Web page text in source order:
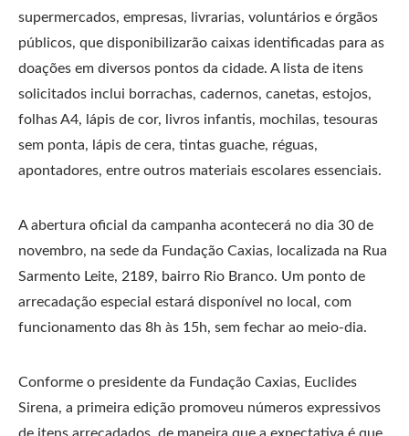
supermercados, empresas, livrarias, voluntários e órgãos
públicos, que disponibilizarão caixas identificadas para as
doações em diversos pontos da cidade. A lista de itens
solicitados inclui borrachas, cadernos, canetas, estojos,
folhas A4, lápis de cor, livros infantis, mochilas, tesouras
sem ponta, lápis de cera, tintas guache, réguas,
apontadores, entre outros materiais escolares essenciais.
A abertura oficial da campanha acontecerá no dia 30 de
novembro, na sede da Fundação Caxias, localizada na Rua
Sarmento Leite, 2189, bairro Rio Branco. Um ponto de
arrecadação especial estará disponível no local, com
funcionamento das 8h às 15h, sem fechar ao meio-dia.
Conforme o presidente da Fundação Caxias, Euclides
Sirena, a primeira edição promoveu números expressivos